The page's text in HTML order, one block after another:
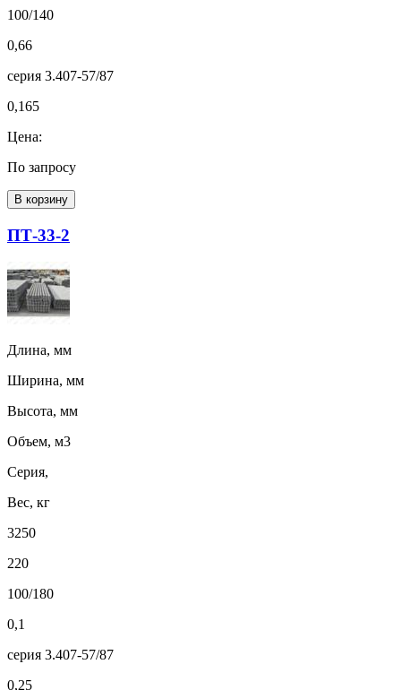
100/140
0,66
серия 3.407-57/87
0,165
Цена:
По запросу
В корзину
ПТ-33-2
Длина, мм
Ширина, мм
Высота, мм
Объем, м3
Серия,
Вес, кг
3250
220
100/180
0,1
серия 3.407-57/87
0,25